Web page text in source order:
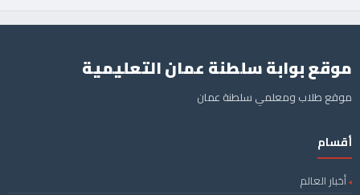
موقع بوابة سلطنة عمان التعليمية
موقع طلاب ومعلمي سلطنة عمان
أقسام
أخبار العالم